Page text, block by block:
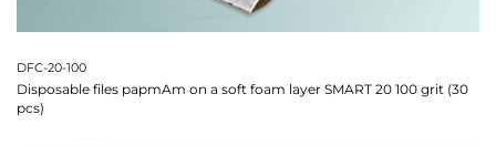
DFC-20-100
Disposable files papmAm on a soft foam layer SMART 20 100 grit (30
pcs)